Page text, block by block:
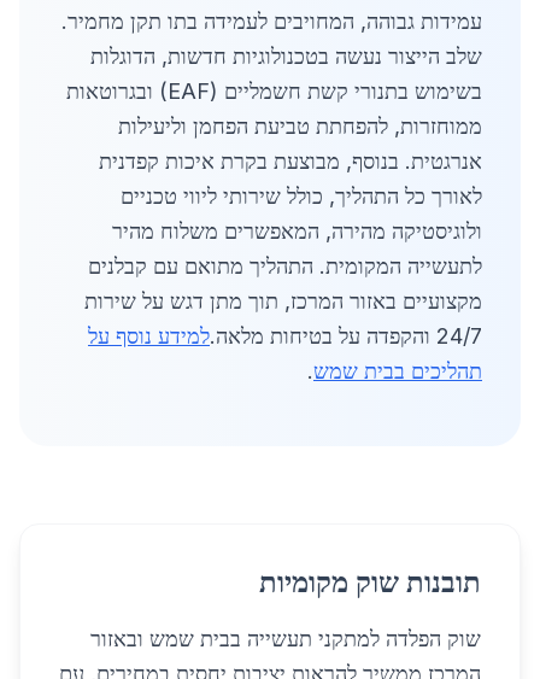
עמידות גבוהה, המחויבים לעמידה בתו תקן מחמיר.
שלב הייצור נעשה בטכנולוגיות חדשות, הדוגלות
בשימוש בתנורי קשת חשמליים (EAF) ובגרוטאות
ממוחזרות, להפחתת טביעת הפחמן וליעילות
אנרגטית. בנוסף, מבוצעת בקרת איכות קפדנית
לאורך כל התהליך, כולל שירותי ליווי טכניים
ולוגיסטיקה מהירה, המאפשרים משלוח מהיר
לתעשייה המקומית. התהליך מתואם עם קבלנים
מקצועיים באזור המרכז, תוך מתן דגש על שירות
24/7 והקפדה על בטיחות מלאה.
למידע נוסף על
תהליכים בבית שמש.
תובנות שוק מקומיות
שוק הפלדה למתקני תעשייה בבית שמש ובאזור
המרכז ממשיך להראות יציבות יחסית במחירים, עם